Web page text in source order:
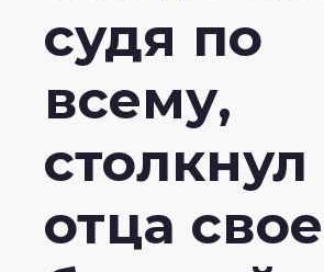
судя по
всему,
столкнул
отца